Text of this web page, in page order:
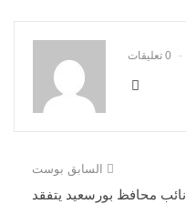
0 تعليقات
السابق بوست
نائب محافظ بورسعيد يتفقد